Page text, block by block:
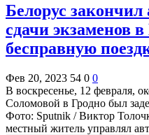
Белорус
сдачи экзаменов
бесправную
Фев 20, 2023 54 0 0
В воскресенье, 12 февраля,
Соломовой в Гродно был
Фото: Sputnik / Виктор
местный житель управлял